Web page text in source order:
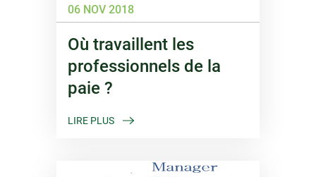
06 NOV 2018
Où travaillent les
professionnels de la
paie ?
LIRE PLUS